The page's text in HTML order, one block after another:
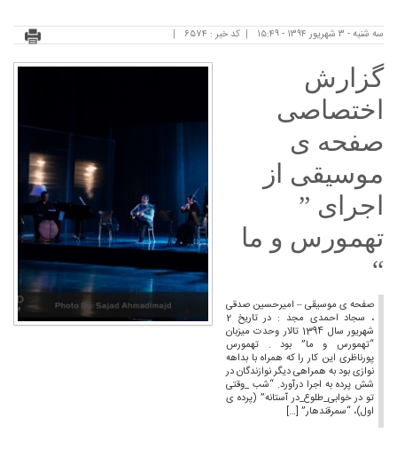
سه شنبه - ۳ شهریور ۱۳۹۴ - ۱۵:۴۹ کد خبر : ۶۵۷۴
گزارش
اختصاصی
صفحه ی
موسیقی از
اجرای ”
تهمورس و ما
“
صفحه ی موسیقی – امیرحسین صدقی
، سجاد احمدی مجد : در تاریخ 2
شهریور سال 1394 تالار وحدت میزبان
“تهمورس و ما” بود . تهمورس
پورناظری این کار را که همراه با بداهه
نوازی بود به همراهی دیگر نوازندگان در
شش پرده به اجرا درآورد. “شب _وقتی
تو در خوابی_طلوع_در آستانه” (پرده ی
اول)، “سمرقندهار” […]